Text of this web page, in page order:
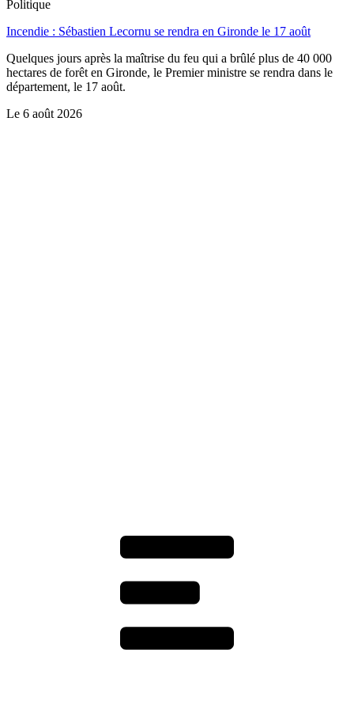
Politique
Incendie : Sébastien Lecornu se rendra en Gironde le 17 août
Quelques jours après la maîtrise du feu qui a brûlé plus de 40 000
hectares de forêt en Gironde, le Premier ministre se rendra dans le
département, le 17 août.
Le 6 août 2026